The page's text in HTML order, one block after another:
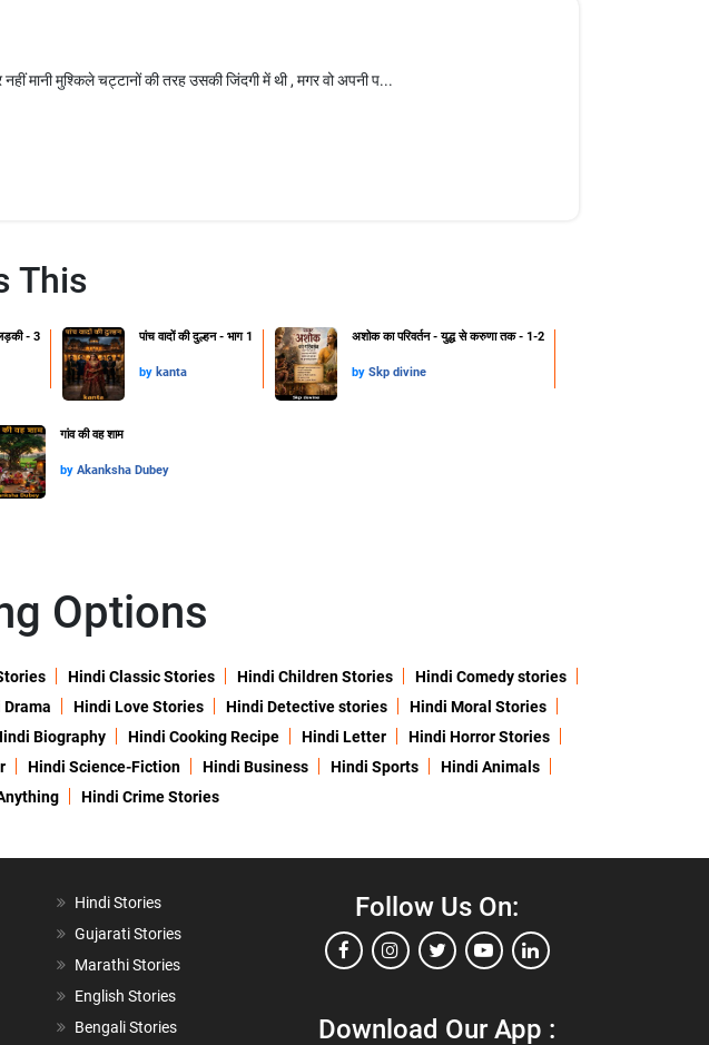
मानी मुश्किले चट्टानों की तरह उसकी जिंदगी में थी , मगर वो अपनी प...
This
- 3 पांच वादों की दुल्हन - भाग 1
by kanta
अशोक का परिवर्तन - युद्ध से करुणा तक - 1-2
by Skp divine
गांव की वह शाम
by Akanksha Dubey
Options
Hindi Classic Stories Hindi Children Stories
Hindi Comedy stories
Hindi Love Stories Hindi Detective stories
Hindi Moral Stories
Biography Hindi Cooking Recipe Hindi Letter
Hindi Horror Stories
Hindi Science-Fiction Hindi Business Hindi Sports
Hindi Animals
Hindi Crime Stories
Hindi Stories
Gujarati Stories
Marathi Stories
English Stories
Bengali Stories
Follow Us On:
Download Our App :